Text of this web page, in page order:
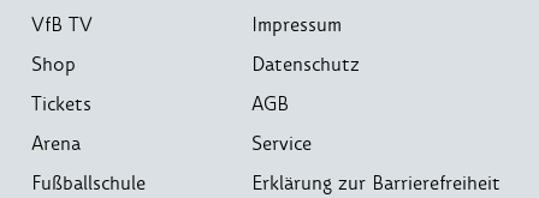
VfB TV
Shop
Tickets
Arena
Fußballschule
Impressum
Datenschutz
AGB
Service
Erklärung zur Barrierefreiheit